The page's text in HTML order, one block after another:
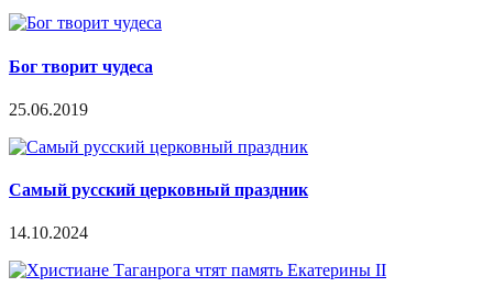
Бог творит чудеса
25.06.2019
Самый русский церковный праздник
14.10.2024